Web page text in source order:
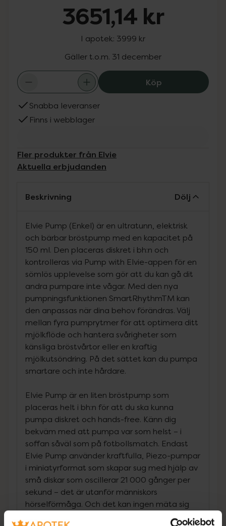
3651,14 kr
I apotek: 3999 kr
Gäller t.o.m. 31 december
KöpElvie Single
Snabba leveranser
Finns i webblager
Fler produkter från Elvie
Aktuella erbjudanden
Beskrivning Dölj
Elvie Pump (Enkel) är en ultratunn, elektrisk
och bärbar bröstpump med en kapacitet på
150 ml. Den placeras diskret i bh:n och
kontrolleras via Pump with Elvie-appen för en
sömlös upplevelse som gör att du kan gå dit
andra pumpare inte vågar. Med den nya
pumpningsfunktionen SmartRhythmTM kan
den anpassas när dina behov förändras. Välj
mellan fyra pumprytmer för att optimera ditt
mjölkflöde och hantera svårigheter som
känsliga bröstvårtor eller en kraftig
mjölkutsöndring. På det sättet kan du pumpa
smartare och inte hårdare.
Elvie Pump är en liten bröstpump som
placeras helt i bh:n för att du ska kunna
pumpa diskret och hands-free. Känn dig
bekväm med att pumpa var som helst – i
soffan såväl som på fotbollsmatch. Endast
Elvie Pump använder kraftfulla, Piezo-pumpar
i miniatyrformat som skapar sug med hjälp av
små diskar som oscillerar 21 000 gånger per
sekund – det är utanför människors
hörselförmåga. Och det kan ingen mäta sig